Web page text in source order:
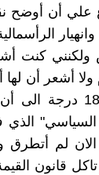
أن أوضح
كنت
أشعر أن
عالم ماركس على
السياسي"
الان لم
تاكل قانون